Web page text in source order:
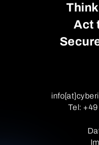
Act
Tel: